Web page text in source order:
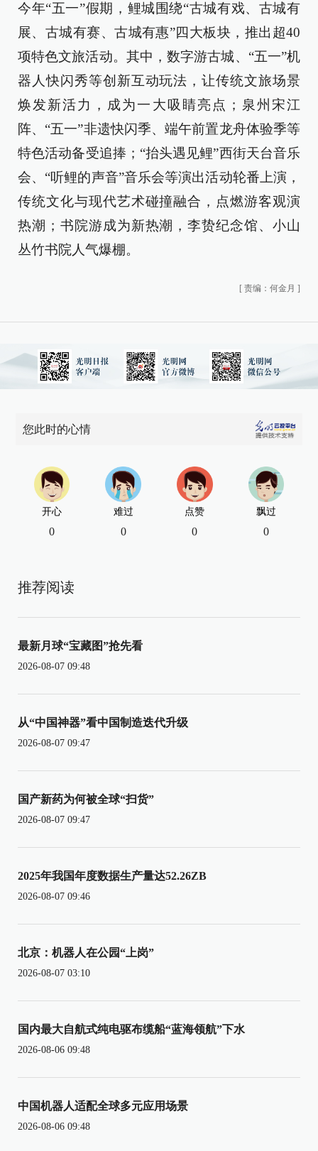
今年“五一”假期，鲤城围绕“古城有戏、古城有
展、古城有赛、古城有惠”四大板块，推出超40
项特色文旅活动。其中，数字游古城、“五一”机
器人快闪秀等创新互动玩法，让传统文旅场景
焕发新活力，成为一大吸睛亮点；泉州宋江
阵、“五一”非遗快闪季、端午前置龙舟体验季等
特色活动备受追捧；“抬头遇见鲤”西街天台音乐
会、“听鲤的声音”音乐会等演出活动轮番上演，
传统文化与现代艺术碰撞融合，点燃游客观演
热潮；书院游成为新热潮，李贽纪念馆、小山
丛竹书院人气爆棚。
[ 责编：何金月 ]
您此时的心情
开心
0
难过
0
点赞
0
飘过
0
推荐阅读
最新月球“宝藏图”抢先看
2026-08-07 09:48
从“中国神器”看中国制造迭代升级
2026-08-07 09:47
国产新药为何被全球“扫货”
2026-08-07 09:47
2025年我国年度数据生产量达52.26ZB
2026-08-07 09:46
北京：机器人在公园“上岗”
2026-08-07 03:10
国内最大自航式纯电驱布缆船“蓝海领航”下水
2026-08-06 09:48
中国机器人适配全球多元应用场景
2026-08-06 09:48